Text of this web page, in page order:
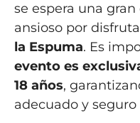
se espera una
ansioso por
la Espuma. Es
evento es
18 años,
adecuado y